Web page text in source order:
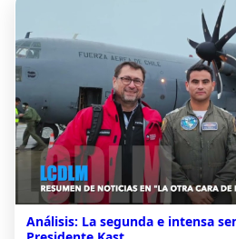
Análisis: La segunda e intensa